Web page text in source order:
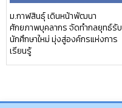
ม.กาฬสินธุ์ เดินหน้าพัฒนา
ศักยภาพบุคลากร จัดทำกลยุทธ์รับ
นักศึกษาใหม่ มุ่งสู่องค์กรแห่งการ
เรียนรู้